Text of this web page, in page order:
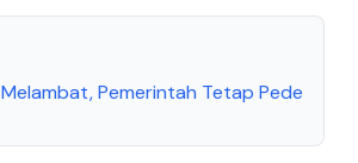
Pemerintah Tetap Pede